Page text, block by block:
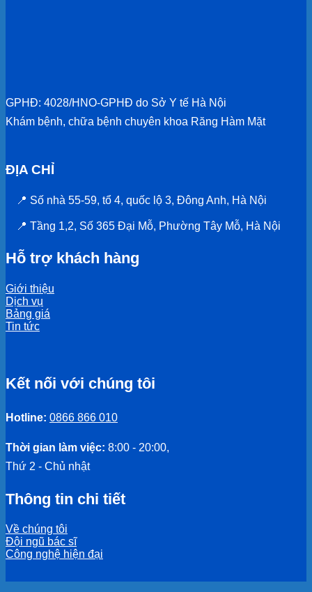
GPHĐ: 4028/HNO-GPHĐ do Sở Y tế Hà Nội
Khám bệnh, chữa bệnh chuyên khoa Răng Hàm Mặt
ĐỊA CHỈ
📍 Số nhà 55-59, tổ 4, quốc lộ 3, Đông Anh, Hà Nội
📍 Tầng 1,2, Số 365 Đại Mỗ, Phường Tây Mỗ, Hà Nội
Hỗ trợ khách hàng
Giới thiệu
Dịch vụ
Bảng giá
Tin tức
Kết nối với chúng tôi
Hotline: 0866 866 010
Thời gian làm việc: 8:00 - 20:00,
Thứ 2 - Chủ nhật
Thông tin chi tiết
Về chúng tôi
Đội ngũ bác sĩ
Công nghệ hiện đại